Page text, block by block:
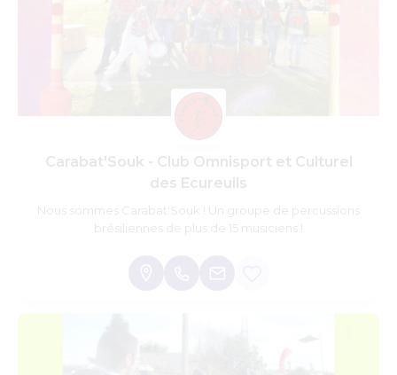
Carabat'Souk - Club Omnisport et Culturel
des Ecureuils
Nous sommes Carabat'Souk ! Un groupe de percussions
brésiliennes de plus de 15 musiciens !